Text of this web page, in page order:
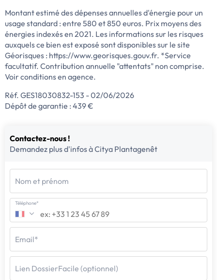
Montant estimé des dépenses annuelles d'énergie pour un
usage standard : entre 580 et 850 euros. Prix moyens des
énergies indexés en 2021. Les informations sur les risques
auxquels ce bien est exposé sont disponibles sur le site
Géorisques : https://www.georisques.gouv.fr. *Service
facultatif. Contribution annuelle "attentats" non comprise.
Voir conditions en agence.
Réf. GES18030832-153 - 02/06/2026
Dépôt de garantie : 439 €
Contactez-nous !
Demandez plus d'infos à Citya Plantagenêt
Nom et prénom
Téléphone*
Email*
Lien DossierFacile (optionnel)